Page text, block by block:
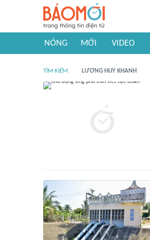
NÓNG MỚI VIDEO
TÌM KIẾM LƯƠNG HUY KHANH